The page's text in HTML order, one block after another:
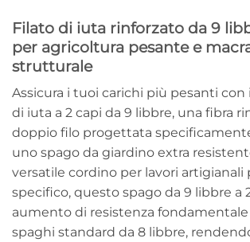
Filato di iuta rinforzato da 9
per agricoltura pesante e
strutturale
Assicura i tuoi carichi più pesanti
di iuta a 2 capi da 9 libbre, una fibra
doppio filo progettata
uno spago da giardino extra
versatile cordino per lavori artigianali
specifico, questo spago da 9 libbre a
aumento di resistenza
spaghi standard da 8 libbre,